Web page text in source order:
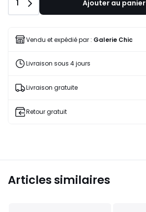
155,34
€
de
réduction
Quantité
1 Ajouter au panier
Vendu et expédié par : Galerie Chic
Livraison sous 4 jours
Livraison gratuite
Retour gratuit
Articles similaires